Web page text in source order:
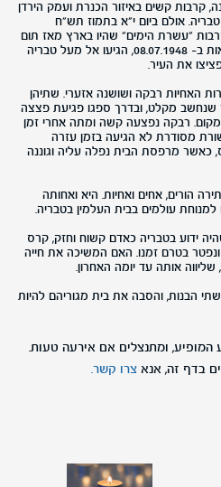
קרבות קשים באיזור הכנרת ועמק הירדן
אולם ביום י"א בתמוז תש"ח
לקרבות "עשרת הימים" שהיו בארץ מאז תום
ההפוגה הראשונה במלחמת העצמאות ב- 08.07.1948, הגיעו אל מעל טבריה
את העיר.
בהם הנערות האחיות רבקה ושושנה אזערי. שתיהן
שנחשב מקלט, ובדרך ספגו פגיעת פצצה
במקום. רבקה נפצעה קשה ומתה אחרי זמן
מסודרת לא הגיעה בזמן עזרה
כאשר מרפסת הבית נפלה עליה וגוננה
במותה, הותירה הורים, אחים ואחיות. היא ואחותה
עולמים בבית העלמין בטבריה.
ידוע בטבריה כאדם קשוח וחזק, קרס
בטרם זמנו. האם המשיכה את חייה
אותה עד יומה האחרון.
הבנות, והסבה את בית מגוריהם להיות
המופיע, ומתנצלים אם אירעה טעות.
בדף זה, אנא צרו קשר.